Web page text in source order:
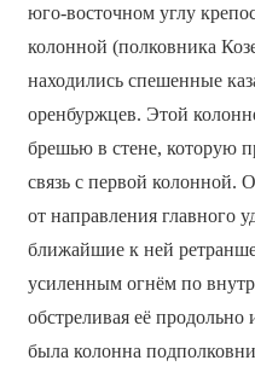
юго-восточном углу
колонной (полковника
находились спешенные
оренбуржцев. Этой
брешью в стене, которую
связь с первой колонной.
от направления главного
ближайшие к ней
усиленным огнём по
обстреливая её
была колонна